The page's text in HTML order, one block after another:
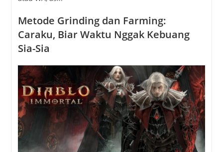
Metode Grinding dan Farming:
Caraku, Biar Waktu Nggak Kebuang
Sia-Sia